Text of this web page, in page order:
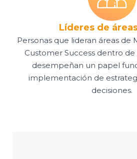
Líderes de
Personas que lideran áreas de
Customer Success dentro
desempeñan un papel
implementación de
decisiones.